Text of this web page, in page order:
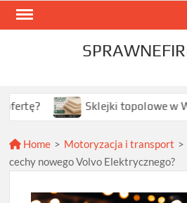
Skip
Sklejki topolowe w Warszawie
Home > Motoryzacja i transport >
cechy nowego Volvo Elektrycznego?